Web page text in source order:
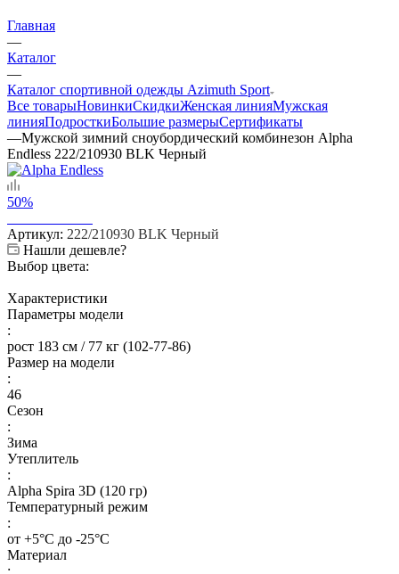
Главная
—
Каталог
—
Каталог спортивной одежды Azimuth Sport
Все товарыНовинкиСкидкиЖенская линияМужская
линияПодросткиБольшие размерыСертификаты
—Мужской зимний сноубордический комбинезон Alpha
Endless 222/210930 BLK Черный
50%
Артикул: 222/210930 BLK Черный
Нашли дешевле?
Выбор цвета:
Характеристики
Параметры модели
:
рост 183 см / 77 кг (102-77-86)
Размер на модели
:
46
Сезон
:
Зима
Утеплитель
:
Alpha Spira 3D (120 гр)
Температурный режим
:
от +5°С до -25°С
Материал
: